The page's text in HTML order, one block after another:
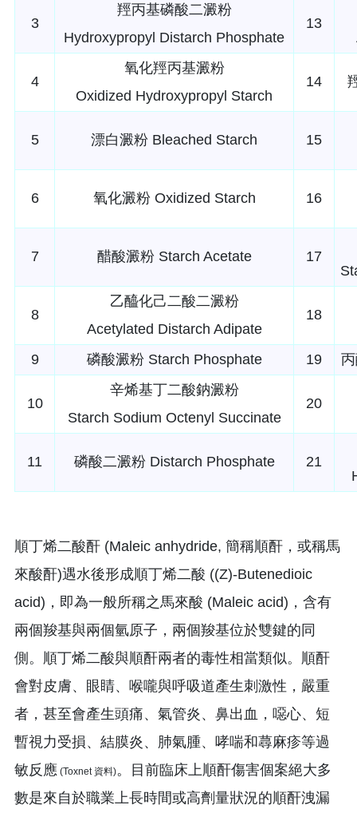
3
羥丙基磷酸二澱粉
Hydroxypropyl Distarch Phosphate
13
4
氧化羥丙基澱粉
Oxidized Hydroxypropyl Starch
14
5 漂白澱粉 Bleached Starch 15
6 氧化澱粉 Oxidized Starch 16
7 醋酸澱粉 Starch Acetate
17
8
乙醯化己二酸二澱粉
Acetylated Distarch Adipate
18
9 磷酸澱粉 Starch Phosphate 19
10
辛烯基丁二酸鈉澱粉
Starch Sodium Octenyl Succinate
20
11 磷酸二澱粉 Distarch Phosphate
21
順丁烯二酸酐 (Maleic anhydride, 簡稱順酐，或稱馬
來酸酐)遇水後形成順丁烯二酸 ((Z)-Butenedioic
acid)，即為一般所稱之馬來酸 (Maleic acid)，含有
兩個羧基與兩個氫原子，兩個羧基位於雙鍵的同
側。順丁烯二酸與順酐兩者的毒性相當類似。順酐
會對皮膚、眼睛、喉嚨與呼吸道產生刺激性，嚴重
者，甚至會產生頭痛、氣管炎、鼻出血，噁心、短
暫視力受損、結膜炎、肺氣腫、哮喘和蕁麻疹等過
敏反應 (Toxnet 資料)。目前臨床上順酐傷害個案絕大多
數是來自於職業上長時間或高劑量狀況的順酐洩漏